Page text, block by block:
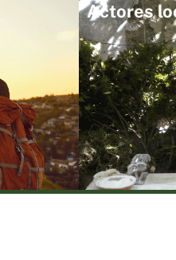
Actores